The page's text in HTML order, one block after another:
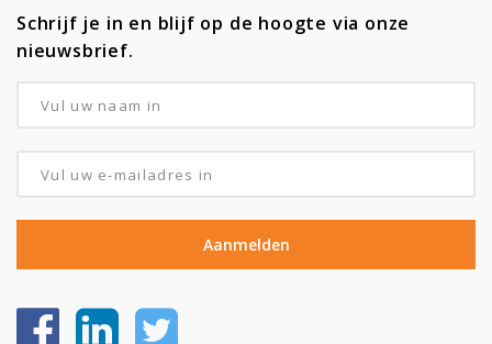
Schrijf je in en blijf op de hoogte via onze
nieuwsbrief.